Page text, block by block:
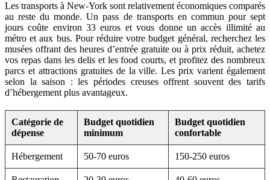
Les transports à New-York sont relativement économiques comparés
au reste du monde. Un pass de transports en commun pour sept
jours coûte environ 33 euros et vous donne un accès illimité au
métro et aux bus. Pour réduire votre budget général, recherchez les
musées offrant des heures d’entrée gratuite ou à prix réduit, achetez
vos repas dans les delis et les food courts, et profitez des nombreux
parcs et attractions gratuites de la ville. Les prix varient également
selon la saison : les périodes creuses offrent souvent des tarifs
d’hébergement plus avantageux.
Catégorie de
dépense
Budget quotidien
minimum
Budget quotidien
confortable
Hébergement 50-70 euros 150-250 euros